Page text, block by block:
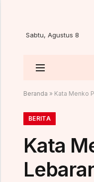
Sabtu, Agustus 8
Beranda » Kata Menko
BERITA
Kata